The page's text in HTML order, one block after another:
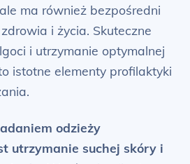
ma również bezpośredni
i życia. Skuteczne
i utrzymanie optymalnej
istotne elementy profilaktyki
odzieży
utrzymanie suchej skóry i